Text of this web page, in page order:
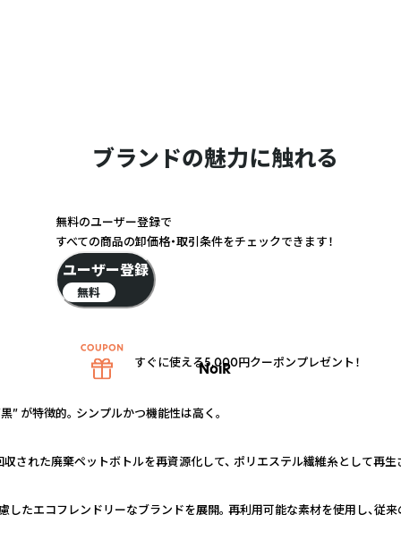
ブランドの魅力に触れる
NoiR
が特徴的。 シンプルかつ機能性は高く。
された廃棄ペットボトルを再資源化して、 ポリエステル繊維糸として再生
したエコフレンドリーなブランドを展開。 再利用可能な素材を使用し、従
無料のユーザー登録で
すべての商品の卸価格・取引条件をチェックできます！
ユーザー登録
無料
すぐに使える5,000円クーポンプレゼント！